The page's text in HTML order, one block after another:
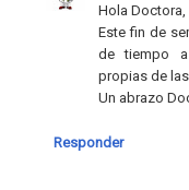
Hola Doctora,
Este fin de
de tiempo
propias de
Un abrazo
Responder